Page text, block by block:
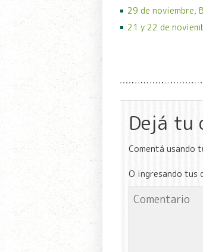
29 de noviembre,
21 y 22 de
Dejá tu
Comentá usando
O ingresando tus